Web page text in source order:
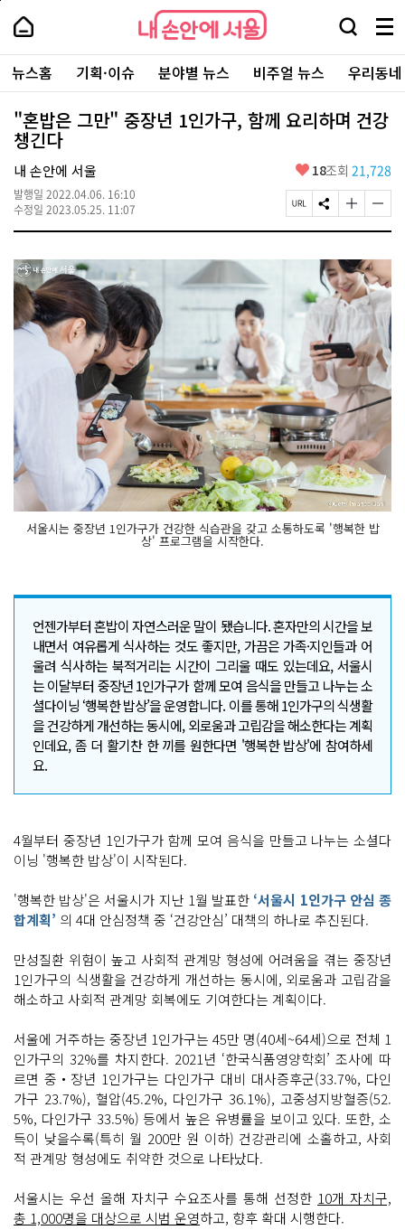
본
로
가
내
손
안
에
서
울
-
서
울
시
대
표
소
통
포
내
손
에
울
검
창
열
기
메
뉴
전
체
보
기
주
요
서
뉴스홈 기획·이슈 분야별 뉴스 비주얼 뉴스 우리동
"혼밥은 그만" 중장년 1인가구, 함께 요리하며 건강
챙긴다
내 손안에 서울
발행일 2022.04.06. 16:10
수정일 2023.05.25. 11:07
좋
요
18조회 21,728
페
이
U
L
복
사
S
N
공
유
하
기
글
자
기
크
게
변
경
하
기
글
자
기
작
게
변
경
하
기
서울시는 중장년 1인가구가 건강한 식습관을 갖고 소통하도록 '행복한 밥
상' 프로그램을 시작한다.
언젠가부터 혼밥이 자연스러운 말이 됐습니다. 혼자만의 시간을 보
내면서 여유롭게 식사하는 것도 좋지만, 가끔은 가족·지인들과 어
울려 식사하는 북적거리는 시간이 그리울 때도 있는데요, 서울시
는 이달부터 중장년 1인가구가 함께 모여 음식을 만들고 나누는 소
셜다이닝 ‘행복한 밥상’을 운영합니다. 이를 통해 1인가구의 식생활
을 건강하게 개선하는 동시에, 외로움과 고립감을 해소한다는 계획
인데요, 좀 더 활기찬 한 끼를 원한다면 '행복한 밥상'에 참여하세
요.
4월부터 중장년 1인가구가 함께 모여 음식을 만들고 나누는 소셜다
이닝 '행복한 밥상'이 시작된다.
'행복한 밥상'은 서울시가 지난 1월 발표한 ‘서울시 1인가구 안심 종
합계획’ 의 4대 안심정책 중 ‘건강안심’ 대책의 하나로 추진된다.
만성질환 위험이 높고 사회적 관계망 형성에 어려움을 겪는 중장년
1인가구의 식생활을 건강하게 개선하는 동시에, 외로움과 고립감을
해소하고 사회적 관계망 회복에도 기여한다는 계획이다.
서울에 거주하는 중장년 1인가구는 45만 명(40세~64세)으로 전체 1
인가구의 32%를 차지한다. 2021년 ‘한국식품영양학회’ 조사에 따
르면 중‧장년 1인가구는 다인가구 대비 대사증후군(33.7%, 다인
가구 23.7%), 혈압(45.2%, 다인가구 36.1%), 고중성지방혈증(52.
5%, 다인가구 33.5%) 등에서 높은 유병률을 보이고 있다. 또한, 소
득이 낮을수록(특히 월 200만 원 이하) 건강관리에 소홀하고, 사회
적 관계망 형성에도 취약한 것으로 나타났다.
서울시는 우선 올해 자치구 수요조사를 통해 선정한 10개 자치구,
총 1,000명을 대상으로 시범 운영하고, 향후 확대 시행한다.
페
상
단
로